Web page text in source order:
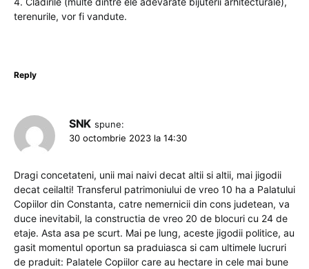
terenurile, vor fi vandute.
Reply
SNK spune:
30 octombrie 2023 la 14:30
Dragi concetateni, unii mai naivi decat altii si altii, mai jigodii
decat ceilalti! Transferul patrimoniului de vreo 10 ha a Palatului
Copiilor din Constanta, catre nemernicii din cons judetean, va
duce inevitabil, la constructia de vreo 20 de blocuri cu 24 de
etaje. Asta asa pe scurt. Mai pe lung, aceste jigodii politice, au
gasit momentul oportun sa praduiasca si cam ultimele lucruri
de praduit: Palatele Copiilor care au hectare in cele mai bune